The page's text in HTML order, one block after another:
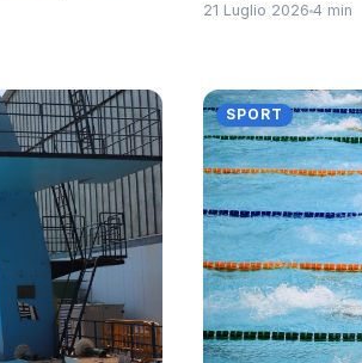
21 Luglio 2026 4 min
SPORT